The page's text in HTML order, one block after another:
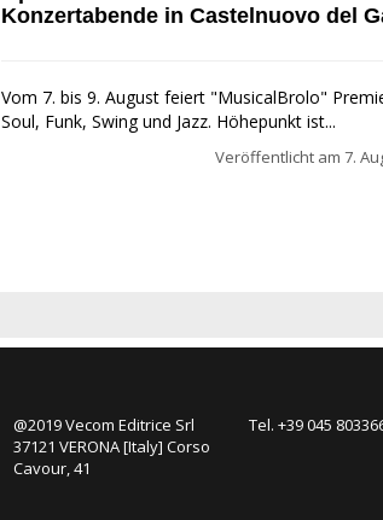
Konzertabende in Castelnuovo del
Vom 7. bis 9. August feiert "MusicalBrolo"
Soul, Funk, Swing und Jazz. Höhepunkt ist...
Veröffentlicht am 7.
@2019 Vecom Editrice Srl
37121 VERONA [Italy] Corso
Cavour, 41
Tel. +39 045